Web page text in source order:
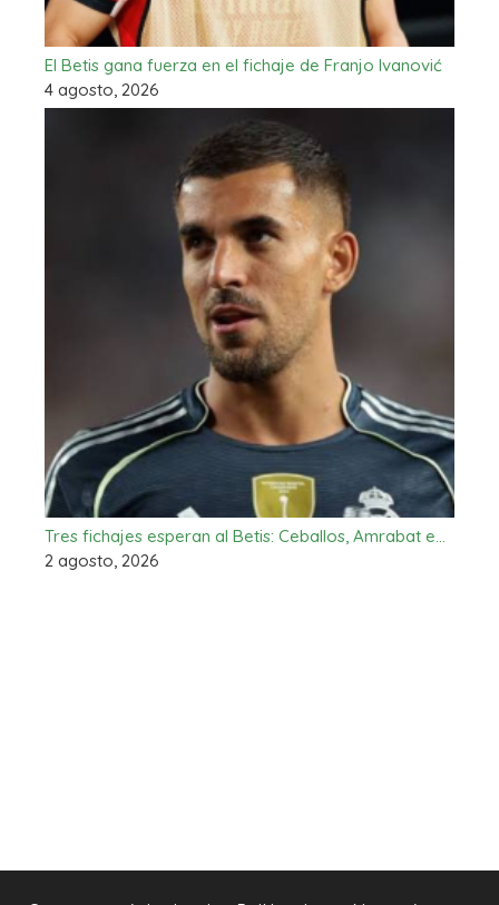
El Betis gana fuerza en el fichaje de Franjo Ivanović
4 agosto, 2026
Tres fichajes esperan al Betis: Ceballos, Amrabat e…
2 agosto, 2026